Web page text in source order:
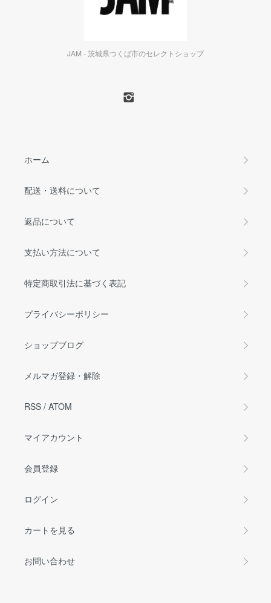
JAM - 茨城県つくば市のセレクトショップ
ホーム
配送・送料について
返品について
支払い方法について
特定商取引法に基づく表記
プライバシーポリシー
ショップブログ
メルマガ登録・解除
RSS / ATOM
マイアカウント
会員登録
ログイン
カートを見る
お問い合わせ